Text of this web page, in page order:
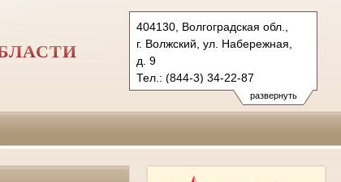
развернуть
404130, Волгоградская обл.,
г. Волжский, ул. Набережная,
д. 9
Тел.: (844-3) 34-22-87
vol.vol@sudrf.ru